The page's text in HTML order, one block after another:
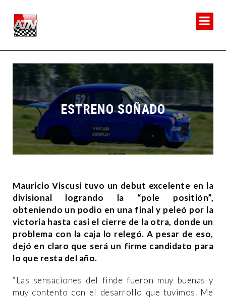
ESTRENO SOÑADO
Mauricio Viscusi tuvo un debut excelente en la
divisional logrando la “pole positión”,
obteniendo un podio en una final y peleó por la
victoria hasta casi el cierre de la otra, donde un
problema con la caja lo relegó. A pesar de eso,
dejó en claro que será un firme candidato para
lo que resta del año.
“Las sensaciones del finde fueron muy buenas y
muy contento con el desarrollo que tuvimos. Me